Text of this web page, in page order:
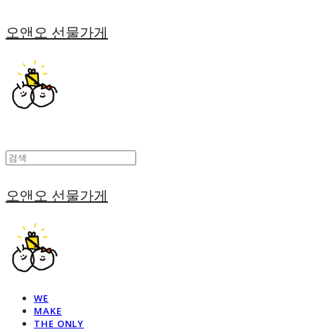
오앤오 선물가게
오앤오 선물가게
WE
MAKE
THE ONLY